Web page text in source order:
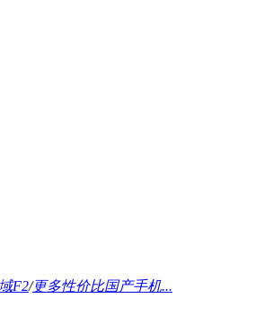
F2/更多性价比国产手机...